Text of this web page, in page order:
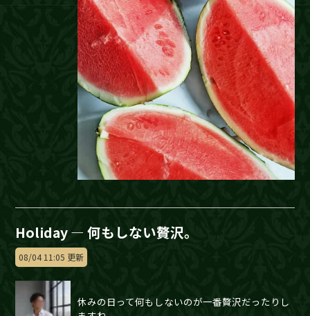
Holiday — 何もしない贅沢。
08/04 11:05 更新
休みの日って何もしないのが一番贅沢だったりし